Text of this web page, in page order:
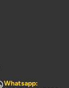
Whatsapp: